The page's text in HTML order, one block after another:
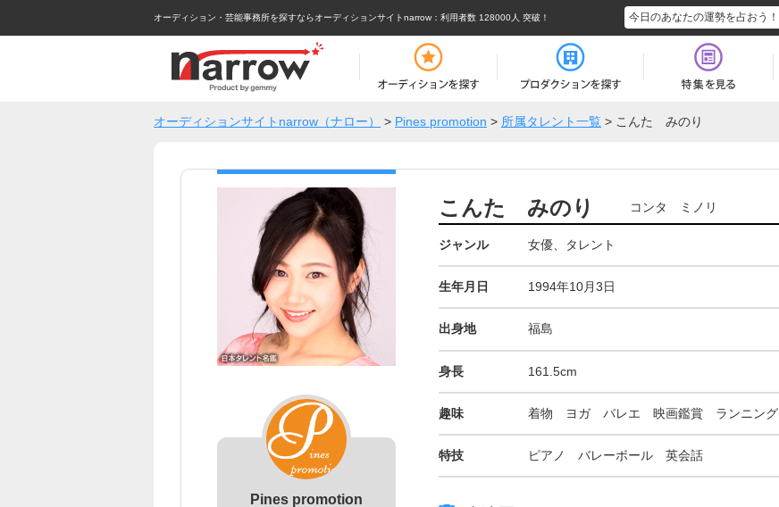
オーディション・芸能事務所を探すならオーディションサイトnarrow ：利用者数 128000人 突破！ 今日のあなたの運勢を占おう！
オーディションサイトnarrow（ナロー） > Pines promotion > 所属タレント一覧 > こんた みのり
Pines promotion
こんた みのり コンタ ミノリ
ジャンル 女優、タレント
生年月日 1994年10月3日
出身地 福島
身長 161.5cm
趣味 着物 ヨガ バレエ 映画鑑賞 ランニング
特技 ピアノ バレーボール 英会話